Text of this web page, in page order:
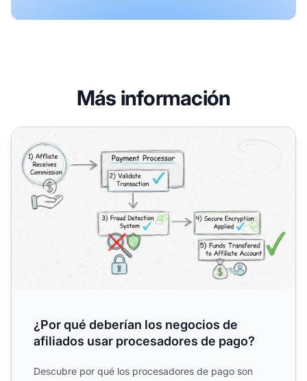
Más información
¿Por qué deberían los negocios de afiliados usar
¿Por qué deberían los negocios de
afiliados usar procesadores de pago?
Descubre por qué los procesadores de pago son